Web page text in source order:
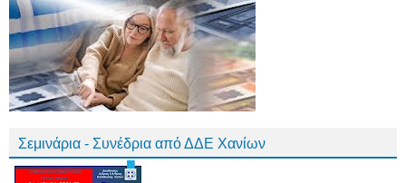
Σεμινάρια - Συνέδρια από ΔΔΕ Χανίων